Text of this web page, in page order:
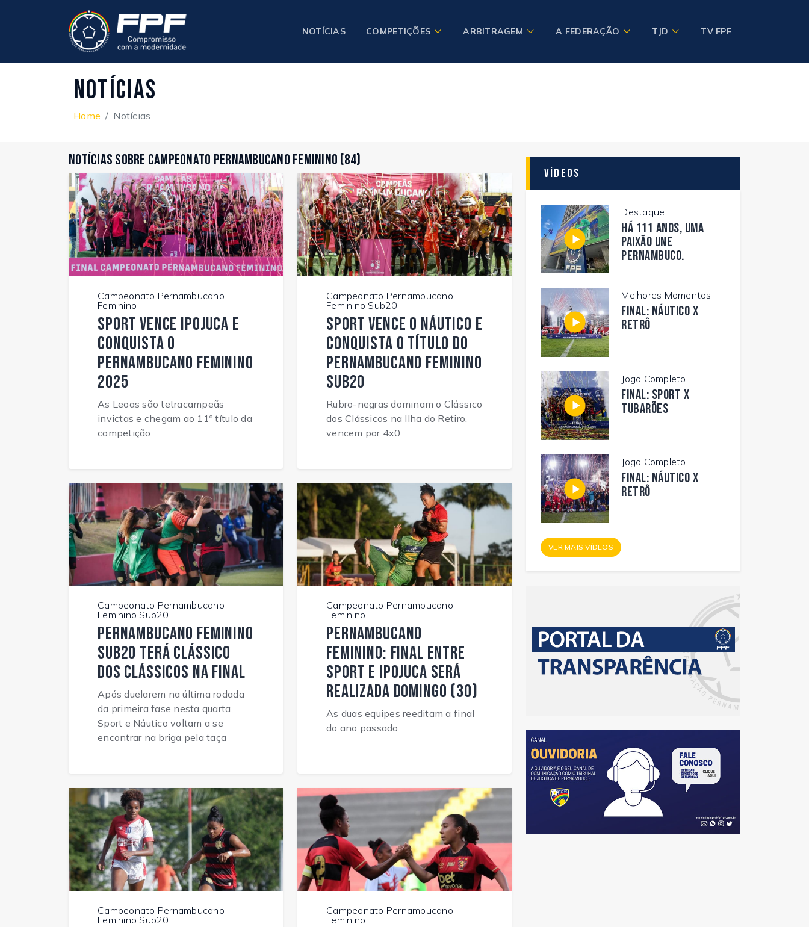
NOTÍCIAS COMPETIÇÕES ARBITRAGEM A FEDERAÇÃO TJD TV FPF
Notícias
Home Notícias
Notícias sobre Campeonato Pernambucano Feminino (84)
Campeonato Pernambucano
Feminino
Sport vence Ipojuca e
conquista o
Pernambucano Feminino
2025
As Leoas são tetracampeãs
invictas e chegam ao 11º título da
competição
Campeonato Pernambucano
Feminino Sub20
Sport vence o Náutico e
conquista o título do
Pernambucano Feminino
Sub20
Rubro-negras dominam o Clássico
dos Clássicos na Ilha do Retiro,
vencem por 4x0
Campeonato Pernambucano
Feminino Sub20
Pernambucano Feminino
Sub20 terá Clássico
dos Clássicos na final
Após duelarem na última rodada
da primeira fase nesta quarta,
Sport e Náutico voltam a se
encontrar na briga pela taça
Campeonato Pernambucano
Feminino
Pernambucano
Feminino: Final entre
Sport e Ipojuca será
realizada domingo (30)
As duas equipes reeditam a final
do ano passado
Campeonato Pernambucano
Feminino Sub20
Campeonato Pernambucano
Feminino
Vídeos
Destaque
Há 111 anos, uma
paixão une
Pernambuco.
Melhores Momentos
FINAL: NÁUTICO X
RETRÔ
Jogo Completo
FINAL: SPORT X
TUBARÕES
Jogo Completo
FINAL: NÁUTICO X
RETRÔ
VER MAIS VÍDEOS